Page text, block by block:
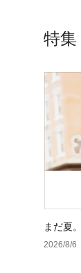
特集
まだ夏
2026/8/6